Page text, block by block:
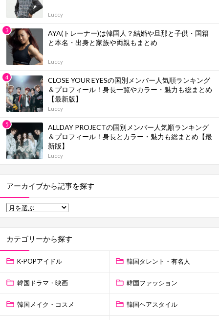
Luccy
AYA(トレーナー)は韓国人？結婚や旦那と子供・国籍
と本名・出身と家族や両親もまとめ
Luccy
CLOSE YOUR EYESの国別メンバー人気順ランキング
＆プロフィール！身長一覧やカラー・魅力も総まとめ
【最新版】
Luccy
ALLDAY PROJECTの国別メンバー人気順ランキング
＆プロフィール！身長とカラー・魅力も総まとめ【最
新版】
Luccy
アーカイブから記事を探す
カテゴリーから探す
K-POPアイドル 韓国タレント・有名人
韓国ドラマ・映画 韓国ファッション
韓国メイク・コスメ 韓国ヘアスタイル